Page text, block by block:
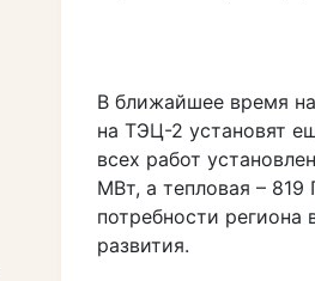
В ближайшее время
на ТЭЦ-2 установят
всех работ
МВт, а тепловая –
потребности региона
развития.